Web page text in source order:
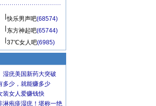
快乐男声吧(68574)
东方神起吧(65744)
37℃女人吧(6985)